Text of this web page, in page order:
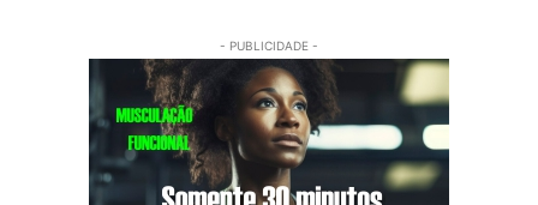
- PUBLICIDADE -